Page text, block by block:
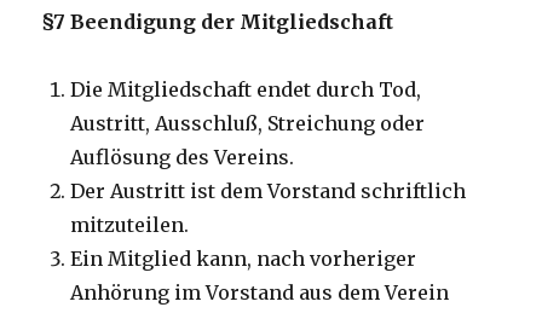
§7 Beendigung der Mitgliedschaft
Die Mitgliedschaft endet durch Tod,
Austritt, Ausschluß, Streichung oder
Auflösung des Vereins.
Der Austritt ist dem Vorstand schriftlich
mitzuteilen.
Ein Mitglied kann, nach vorheriger
Anhörung im Vorstand aus dem Verein